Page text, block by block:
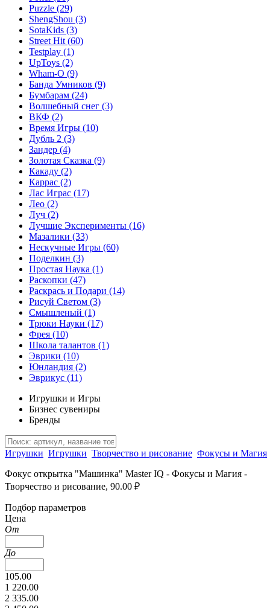
Puzzle (29)
ShengShou (3)
SotaKids (3)
Street Hit (60)
Testplay (1)
UpToys (2)
Wham-O (9)
Банда Умников (9)
Бумбарам (24)
Волшебный снег (3)
ВКФ (2)
Время Игры (10)
Дубль 2 (3)
Зандер (4)
Золотая Сказка (9)
Какаду (2)
Каррас (2)
Лас Играс (17)
Лео (2)
Луч (2)
Лучшие Эксперименты (16)
Мазалики (33)
Нескучные Игры (60)
Поделкин (3)
Простая Наука (1)
Раскопки (47)
Раскрась и Подари (14)
Рисуй Светом (3)
Смышленый (1)
Трюки Науки (17)
Фрея (10)
Школа талантов (1)
Эврики (10)
Юнландия (2)
Эврикус (11)
Игрушки и Игры
Бизнес сувениры
Бренды
Игрушки Игрушки Творчество и рисование Фокусы и Магия
Фокус открытка "Машинка" Master IQ - Фокусы и Магия -
Творчество и рисование, 90.00 ₽
Подбор параметров
Цена
От
До
105.00
1 220.00
2 335.00